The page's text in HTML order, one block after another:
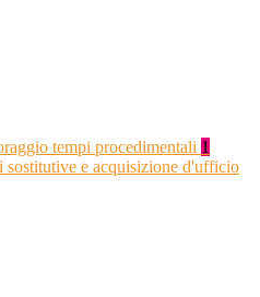
tempi procedimentali 1
sostitutive e acquisizione d'ufficio